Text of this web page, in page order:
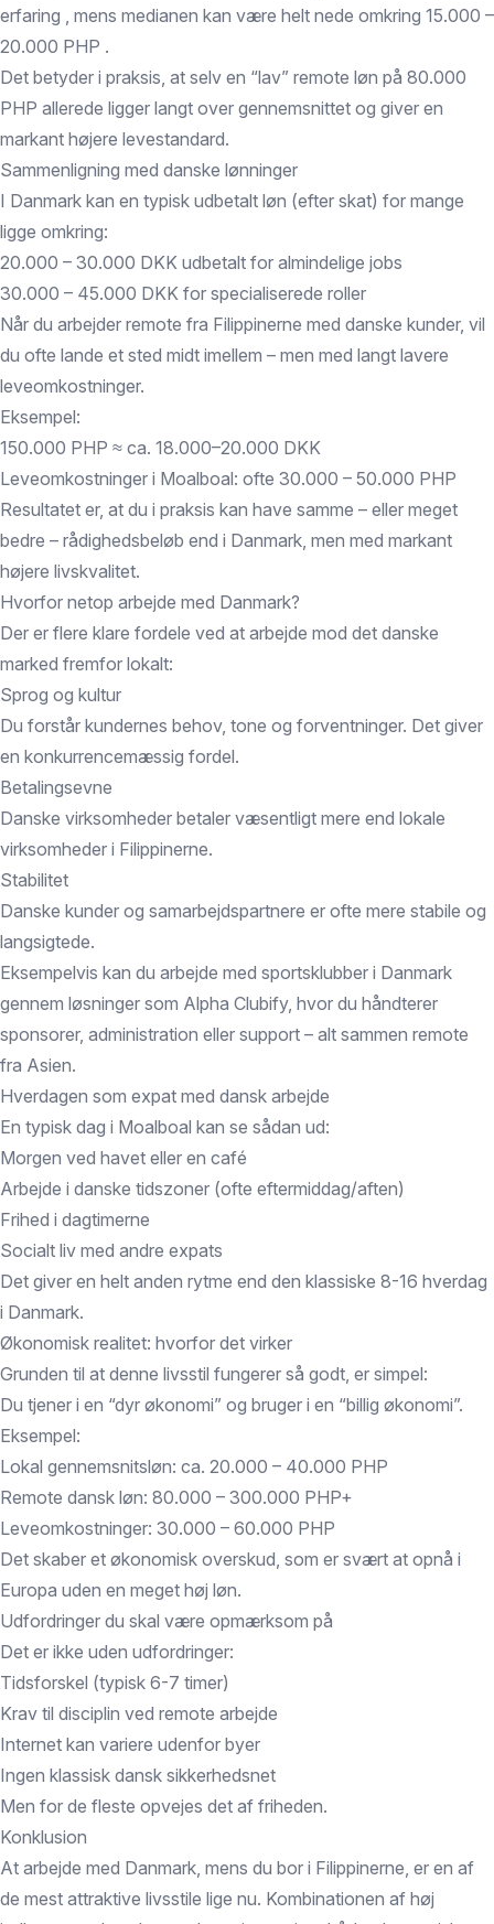
erfaring , mens medianen kan være helt nede omkring 15.000 –
20.000 PHP .
Det betyder i praksis, at selv en “lav” remote løn på 80.000
PHP allerede ligger langt over gennemsnittet og giver en
markant højere levestandard.
Sammenligning med danske lønninger
I Danmark kan en typisk udbetalt løn (efter skat) for mange
ligge omkring:
20.000 – 30.000 DKK udbetalt for almindelige jobs
30.000 – 45.000 DKK for specialiserede roller
Når du arbejder remote fra Filippinerne med danske kunder, vil
du ofte lande et sted midt imellem – men med langt lavere
leveomkostninger.
Eksempel:
150.000 PHP ≈ ca. 18.000–20.000 DKK
Leveomkostninger i Moalboal: ofte 30.000 – 50.000 PHP
Resultatet er, at du i praksis kan have samme – eller meget
bedre – rådighedsbeløb end i Danmark, men med markant
højere livskvalitet.
Hvorfor netop arbejde med Danmark?
Der er flere klare fordele ved at arbejde mod det danske
marked fremfor lokalt:
Sprog og kultur
Du forstår kundernes behov, tone og forventninger. Det giver
en konkurrencemæssig fordel.
Betalingsevne
Danske virksomheder betaler væsentligt mere end lokale
virksomheder i Filippinerne.
Stabilitet
Danske kunder og samarbejdspartnere er ofte mere stabile og
langsigtede.
Eksempelvis kan du arbejde med sportsklubber i Danmark
gennem løsninger som Alpha Clubify, hvor du håndterer
sponsorer, administration eller support – alt sammen remote
fra Asien.
Hverdagen som expat med dansk arbejde
En typisk dag i Moalboal kan se sådan ud:
Morgen ved havet eller en café
Arbejde i danske tidszoner (ofte eftermiddag/aften)
Frihed i dagtimerne
Socialt liv med andre expats
Det giver en helt anden rytme end den klassiske 8-16 hverdag
i Danmark.
Økonomisk realitet: hvorfor det virker
Grunden til at denne livsstil fungerer så godt, er simpel:
Du tjener i en “dyr økonomi” og bruger i en “billig økonomi”.
Eksempel:
Lokal gennemsnitsløn: ca. 20.000 – 40.000 PHP
Remote dansk løn: 80.000 – 300.000 PHP+
Leveomkostninger: 30.000 – 60.000 PHP
Det skaber et økonomisk overskud, som er svært at opnå i
Europa uden en meget høj løn.
Udfordringer du skal være opmærksom på
Det er ikke uden udfordringer:
Tidsforskel (typisk 6-7 timer)
Krav til disciplin ved remote arbejde
Internet kan variere udenfor byer
Ingen klassisk dansk sikkerhedsnet
Men for de fleste opvejes det af friheden.
Konklusion
At arbejde med Danmark, mens du bor i Filippinerne, er en af
de mest attraktive livsstile lige nu. Kombinationen af høj